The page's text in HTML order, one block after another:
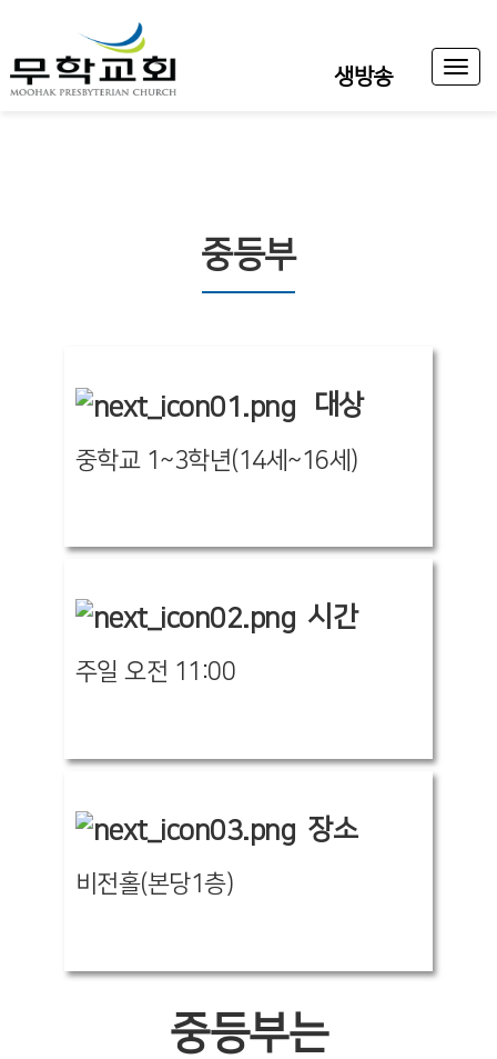
생방송
Toggle
중등부
대상
중학교 1~3학년(14세~16세)
시간
주일 오전 11:00
장소
비전홀(본당1층)
중등부는